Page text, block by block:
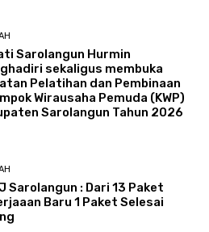
Sarolangun Hurmin
sekaligus membuka
Pelatihan dan Pembinaan
Wirausaha Pemuda (KWP)
Sarolangun Tahun 2026
Sarolangun : Dari 13 Paket
Baru 1 Paket Selesai